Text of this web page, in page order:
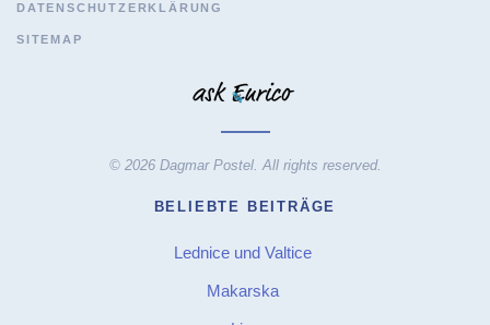
DATENSCHUTZERKLÄRUNG
SITEMAP
© 2026 Dagmar Postel. All rights reserved.
BELIEBTE BEITRÄGE
Lednice und Valtice
Makarska